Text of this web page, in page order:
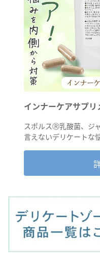
インナーケアサプ
スポルスⓇ乳酸菌、ジ
言えないデリケートな